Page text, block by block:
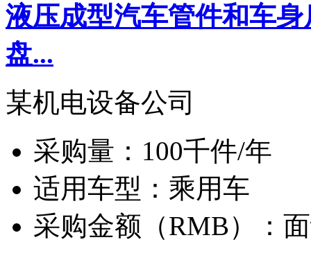
液压成型汽车管件和车
盘...
某机电设备公司
采购量： 100千件/年
适用车型： 乘用车
采购金额（RMB）：